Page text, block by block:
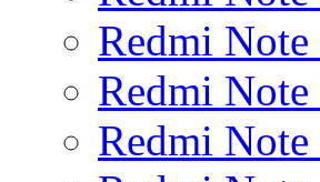
Redmi
Redmi Note
Redmi Note